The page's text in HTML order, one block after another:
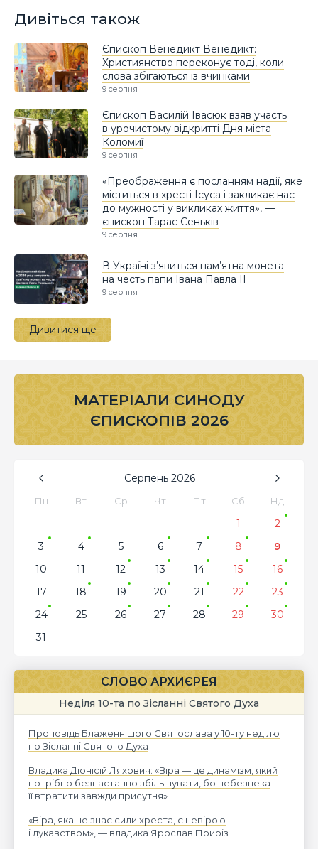
Дивіться також
Єпископ Венедикт Венедикт:
Християнство переконує тоді, коли
слова збігаються із вчинками
9 серпня
Єпископ Василій Івасюк взяв участь
в урочистому відкритті Дня міста
Коломиї
9 серпня
«Преображення є посланням надії, яке
міститься в хресті Ісуса і закликає нас
до мужності у викликах життя», —
єпископ Тарас Сеньків
9 серпня
В Україні з’явиться пам’ятна монета
на честь папи Івана Павла II
9 серпня
Дивитися ще
МАТЕРІАЛИ СИНОДУ
ЄПИСКОПІВ 2026
Серпень 2026
Пн Вт Ср Чт Пт Сб Нд
1
2
3
4 5 6 7 8
9
10
11 12 13 14 15
16
17
18 19 20 21 22
23
24
25 26 27 28 29
30
31
СЛОВО АРХИЄРЕЯ
Неділя 10-та по Зісланні Святого Духа
Проповідь Блаженнішого Святослава у 10-ту неділю
по Зісланні Святого Духа
Владика Діонісій Ляхович: «Віра — це динамізм, який
потрібно безнастанно збільшувати, бо небезпека
її втратити завжди присутня»
«Віра, яка не знає сили хреста, є невірою
і лукавством», — владика Ярослав Приріз